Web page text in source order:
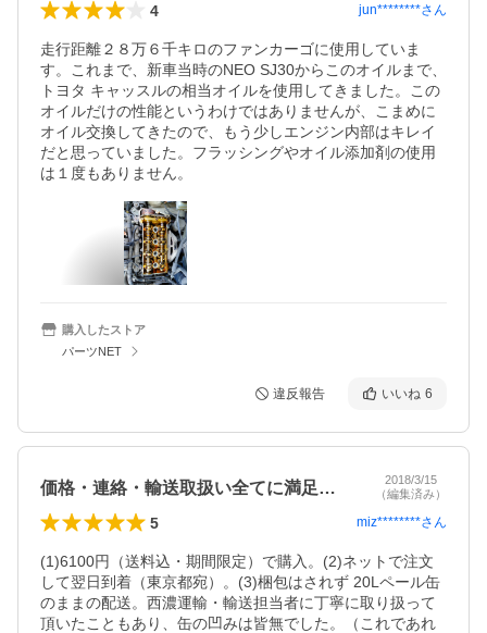
4 jun********さん
走行距離２８万６千キロのファンカーゴに使用していま
す。これまで、新車当時のNEO SJ30からこのオイルまで、
トヨタ キャッスルの相当オイルを使用してきました。この
オイルだけの性能というわけではありませんが、こまめに
オイル交換してきたので、もう少しエンジン内部はキレイ
だと思っていました。フラッシングやオイル添加剤の使用
は１度もありません。
購入したストア
パーツNET
違反報告 いいね 6
価格・連絡・輸送取扱い全てに満足です。
2018/3/15
（編集済み）
5 miz********さん
(1)6100円（送料込・期間限定）で購入。(2)ネットで注文
して翌日到着（東京都宛）。(3)梱包はされず 20Lペール缶
のままの配送。西濃運輸・輸送担当者に丁寧に取り扱って
頂いたこともあり、缶の凹みは皆無でした。（これであれ